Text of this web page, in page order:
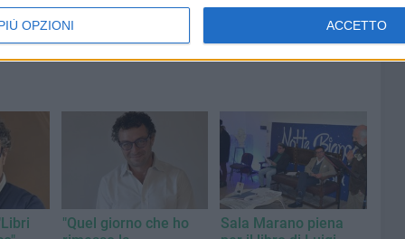
OPZIONI ACCETTO
"Quel giorno che ho
Sala Marano piena